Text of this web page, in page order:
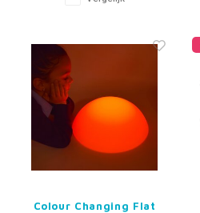
Colour Changing Flat